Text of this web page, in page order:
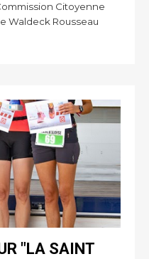
Citoyenne
Waldeck Rousseau
"LA SAINT